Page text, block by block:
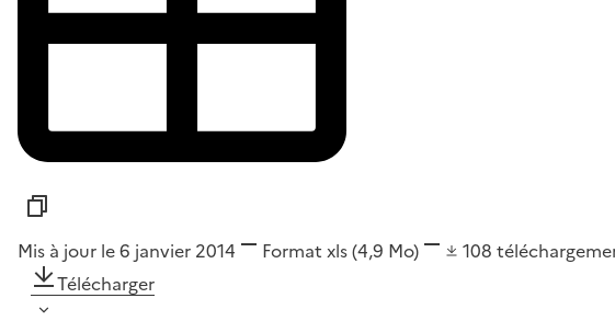
Mis à jour le 6 janvier 2014 Format xls(4,9 Mo) 108
Télécharger